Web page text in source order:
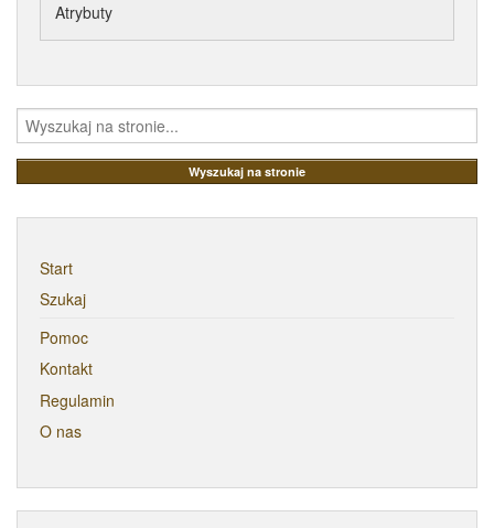
Atrybuty
Start
Szukaj
Pomoc
Kontakt
Regulamin
O nas